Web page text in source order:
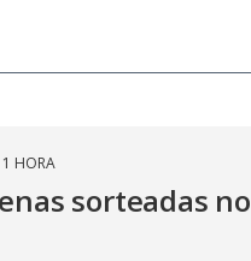
HORA
sorteadas no